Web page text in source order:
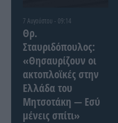
7 Αυγούστου - 09:14
Θρ.
Σταυριδόπουλος:
«Θησαυρίζουν οι
ακτοπλοϊκές στην
Ελλάδα του
Μητσοτάκη — Εσύ
μένεις σπίτι»